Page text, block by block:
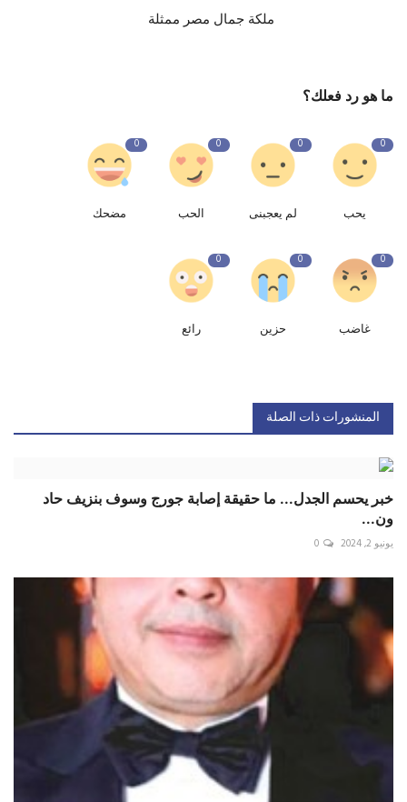
ملكة جمال مصر ممثلة
ما هو رد فعلك؟
0
يحب
0
لم يعجبنى
0
الحب
0
مضحك
0
غاضب
0
حزين
0
رائع
المنشورات ذات الصلة
خبر يحسم الجدل... ما حقيقة إصابة جورج وسوف بنزيف حاد
ون...
يونيو 2, 2024 0